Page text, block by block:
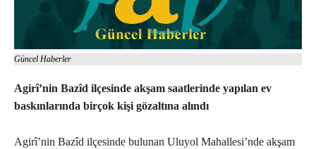
Güncel Haberler
Agirî’nin Bazîd ilçesinde akşam saatlerinde yapılan ev
baskınlarında birçok kişi gözaltına alındı
Agirî’nin Bazîd ilçesinde bulunan Uluyol Mahallesi’nde akşam